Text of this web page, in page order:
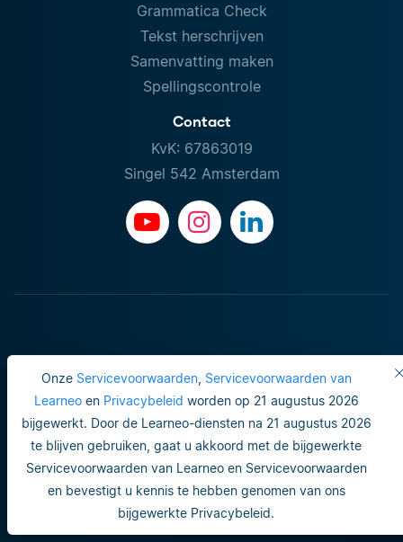
Onze Servicevoorwaarden, Servicevoorwaarden van
Learneoen Privacybeleid worden op 21 augustus 2026
bijgewerkt. Door de Learneo-diensten na 21 augustus 2026
te blijven gebruiken, gaat u akkoord met de bijgewerkte
Servicevoorwaarden van Learneo en Servicevoorwaarden
en bevestigt u kennis te hebben genomen van ons
bijgewerkte Privacybeleid.
Grammatica Check
Tekst herschrijven
Samenvatting maken
Spellingscontrole
Contact
KvK: 67863019
Singel 542 Amsterdam
Gebruiksvoorwaarden
Do not sell or share my personal info
Veiligheid en privacy